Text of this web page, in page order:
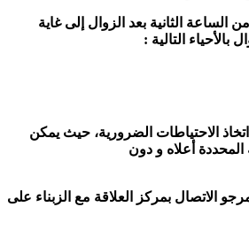
يوم الثلاثاء 04 يناير 2022 من الساعة الثانية بعد الزوال إلى غاية
بالأحياء التالية :
اتخاذ الاحتياطات الضرورية، حيث يمكن
المحددة أعلاه و دون
الاتصال بمركز العلاقة مع الزبناء على